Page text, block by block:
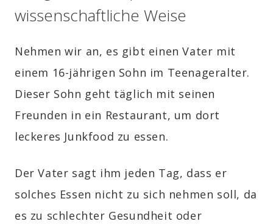
wissenschaftliche Weise
Nehmen wir an, es gibt einen Vater mit
einem 16-jährigen Sohn im Teenageralter.
Dieser Sohn geht täglich mit seinen
Freunden in ein Restaurant, um dort
leckeres Junkfood zu essen.
Der Vater sagt ihm jeden Tag, dass er
solches Essen nicht zu sich nehmen soll, da
es zu schlechter Gesundheit oder